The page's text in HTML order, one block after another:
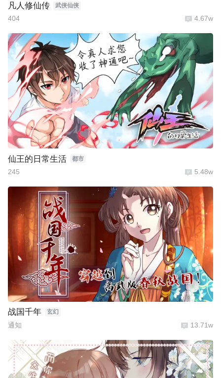
凡人修仙传 武侠仙侠
404 4.67w
仙王的日常生活 都市
245 5.48w
战国千年 玄幻
通知 13.71w